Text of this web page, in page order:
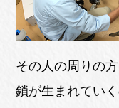
その人の周りの
鎖が生まれていく